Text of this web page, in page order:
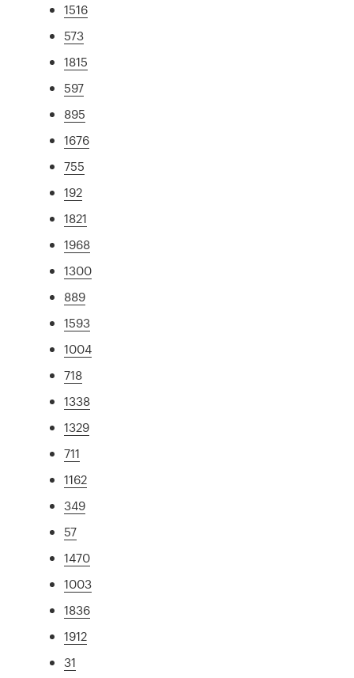
1516
573
1815
597
895
1676
755
192
1821
1968
1300
889
1593
1004
718
1338
1329
711
1162
349
57
1470
1003
1836
1912
31